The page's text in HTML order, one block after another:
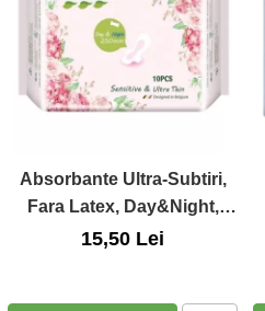
Absorbante Ultra-Subtiri,
Fara Latex, Day&Night,
250mm, 10Buc., Nateen
15,50 Lei